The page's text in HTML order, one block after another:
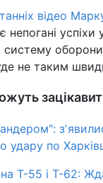
відео
успіхи
систему
не таким
удару по
Т-55 і Т-62: